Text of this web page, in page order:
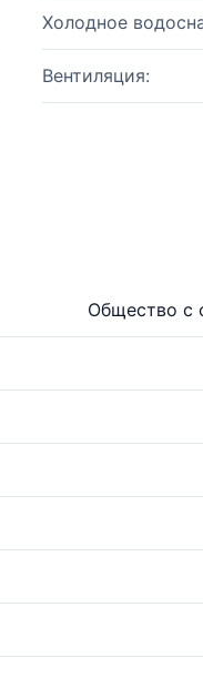
Холодное
Вентиляция:
Общество с